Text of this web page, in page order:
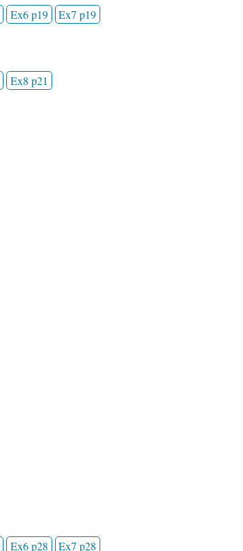
Ex6 p19 Ex7 p19
Ex8 p21
Ex6 p28 Ex7 p28